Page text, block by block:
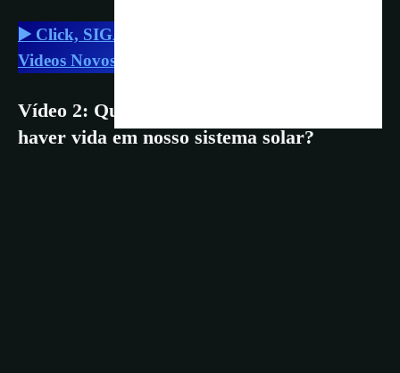
▶️ Click, SIGA Nature & Space no YouTube:
Videos Novos na PlayLists Todo Dia
Vídeo 2: Quais são os 7 lugares onde pode
haver vida em nosso sistema solar?